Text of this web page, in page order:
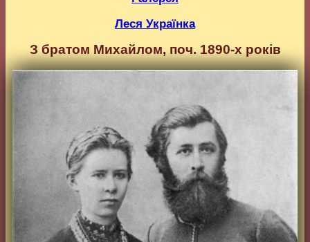
Леся Українка
З братом Михайлом, поч. 1890-х років